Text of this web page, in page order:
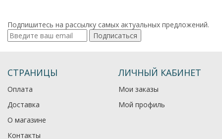
Подпишитесь на рассылку самых актуальных предложений.
Подписаться
СТРАНИЦЫ
Оплата
Доставка
О магазине
Контакты
ЛИЧНЫЙ КАБИНЕТ
Мои заказы
Мой профиль